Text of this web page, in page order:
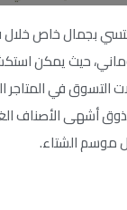
بجمال خاص خلال
حيث يمكن
التسوق في المتاجر
أشهى الأصناف
موسم الشتاء.